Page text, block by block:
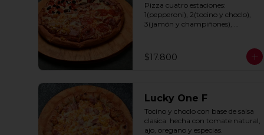
Pizza cuatro estaciones:
1(pepperoni), 2(tocino y choclo),
3(jamón y champiñones),
tomate natural, ajo, oregano y
especias.
$17.800
Lucky One F
Tocino y choclo con base de salsa
clasica  hecha con tomate natural,
ajo, oregano y especias.